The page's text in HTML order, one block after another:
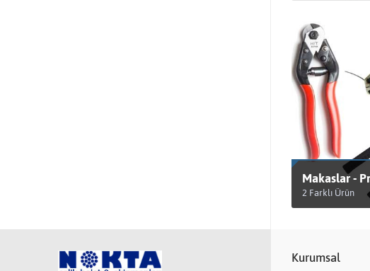
Makaslar -
2 Farklı Ürün
Kurumsal